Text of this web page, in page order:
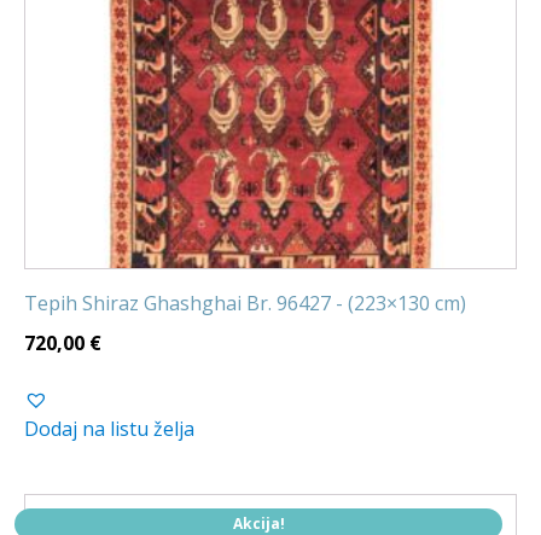
Tepih Shiraz Ghashghai Br. 96427 - (223×130 cm)
720,00 €
Dodaj na listu želja
Akcija!